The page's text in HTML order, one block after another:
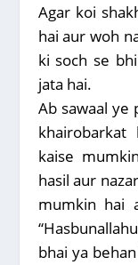
Agar koi
hai aur woh
ki soch se
jata hai.
Ab sawaal ye
kaise
hasil aur
mumkin hai
bhai ya